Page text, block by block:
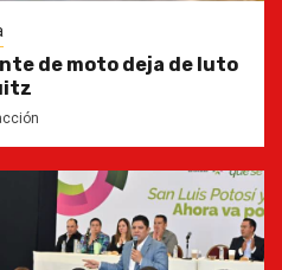
de moto deja de luto